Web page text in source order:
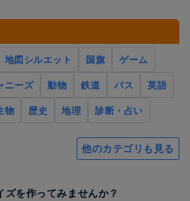
地図シルエット 国旗
ゲーム
ニーズ 動物 鉄道 バス
英語
物 歴史 地理 診断・占い
他のカテゴリも見る
ズを作ってみませんか？